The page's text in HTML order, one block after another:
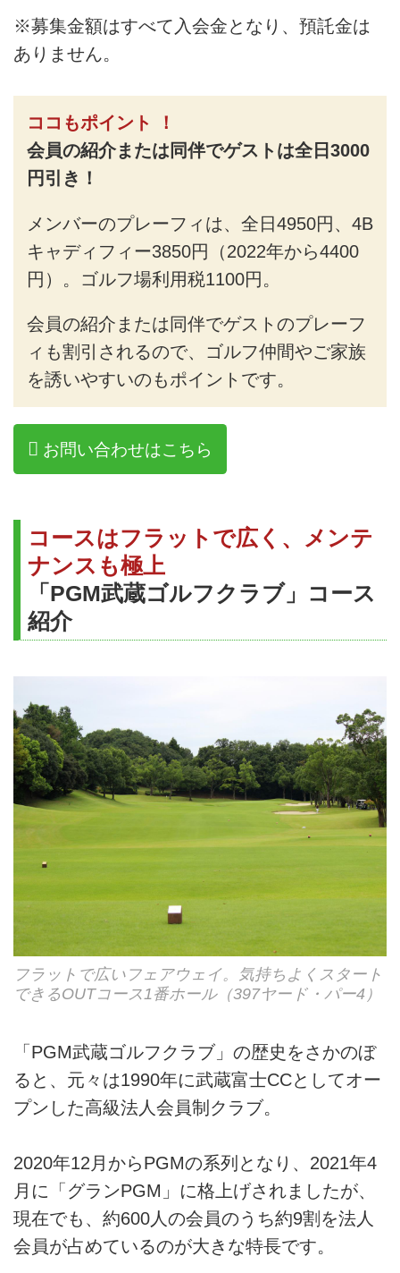
※募集金額はすべて入会金となり、預託金は
ありません。
ココもポイント ！
会員の紹介または同伴でゲストは全日3000
円引き！
メンバーのプレーフィは、全日4950円、4B
キャディフィー3850円（2022年から4400
円）。ゴルフ場利用税1100円。
会員の紹介または同伴でゲストのプレーフ
ィも割引されるので、ゴルフ仲間やご家族
を誘いやすいのもポイントです。
お問い合わせはこちら
コースはフラットで広く、メンテ
ナンスも極上
「PGM武蔵ゴルフクラブ」コース
紹介
フラットで広いフェアウェイ。気持ちよくスタート
できるOUTコース1番ホール（397ヤード・パー4）
「PGM武蔵ゴルフクラブ」の歴史をさかのぼ
ると、元々は1990年に武蔵富士CCとしてオー
プンした高級法人会員制クラブ。
2020年12月からPGMの系列となり、2021年4
月に「グランPGM」に格上げされましたが、
現在でも、約600人の会員のうち約9割を法人
会員が占めているのが大きな特長です。